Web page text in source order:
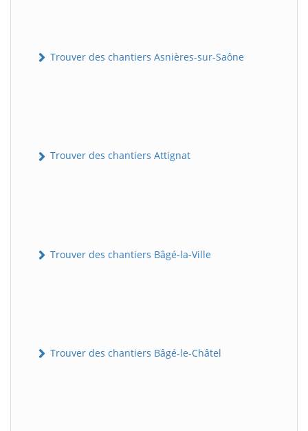
Trouver des chantiers Asnières-sur-Saône
Trouver des chantiers Attignat
Trouver des chantiers Bâgé-la-Ville
Trouver des chantiers Bâgé-le-Châtel